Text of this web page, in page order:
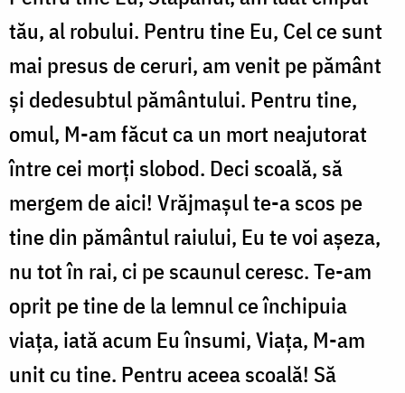
tău, al robului. Pentru tine Eu, Cel ce sunt
mai presus de ceruri, am venit pe pământ
și dedesubtul pământului. Pentru tine,
omul, M-am făcut ca un mort neajutorat
între cei morți slobod. Deci scoală, să
mergem de aici! Vrăjmașul te-a scos pe
tine din pământul raiului, Eu te voi așeza,
nu tot în rai, ci pe scaunul ceresc. Te-am
oprit pe tine de la lemnul ce închipuia
viața, iată acum Eu însumi, Viața, M-am
unit cu tine. Pentru aceea scoală! Să